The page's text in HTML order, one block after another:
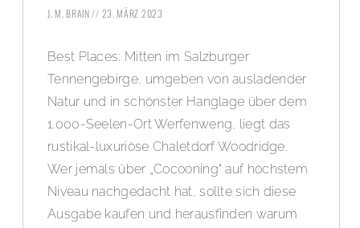
J. M. BRAIN 23. MÄRZ 2023
Best Places: Mitten im Salzburger
Tennengebirge, umgeben von ausladender
Natur und in schönster Hanglage über dem
1.000-Seelen-Ort Werfenweng, liegt das
rustikal-luxuriöse Chaletdorf Woodridge.
Wer jemals über „Cocooning“ auf höchstem
Niveau nachgedacht hat, sollte sich diese
Ausgabe kaufen und herausfinden warum